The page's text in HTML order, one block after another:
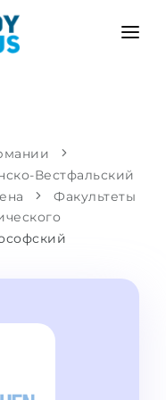
вузе
Вестфальский
Факультеты